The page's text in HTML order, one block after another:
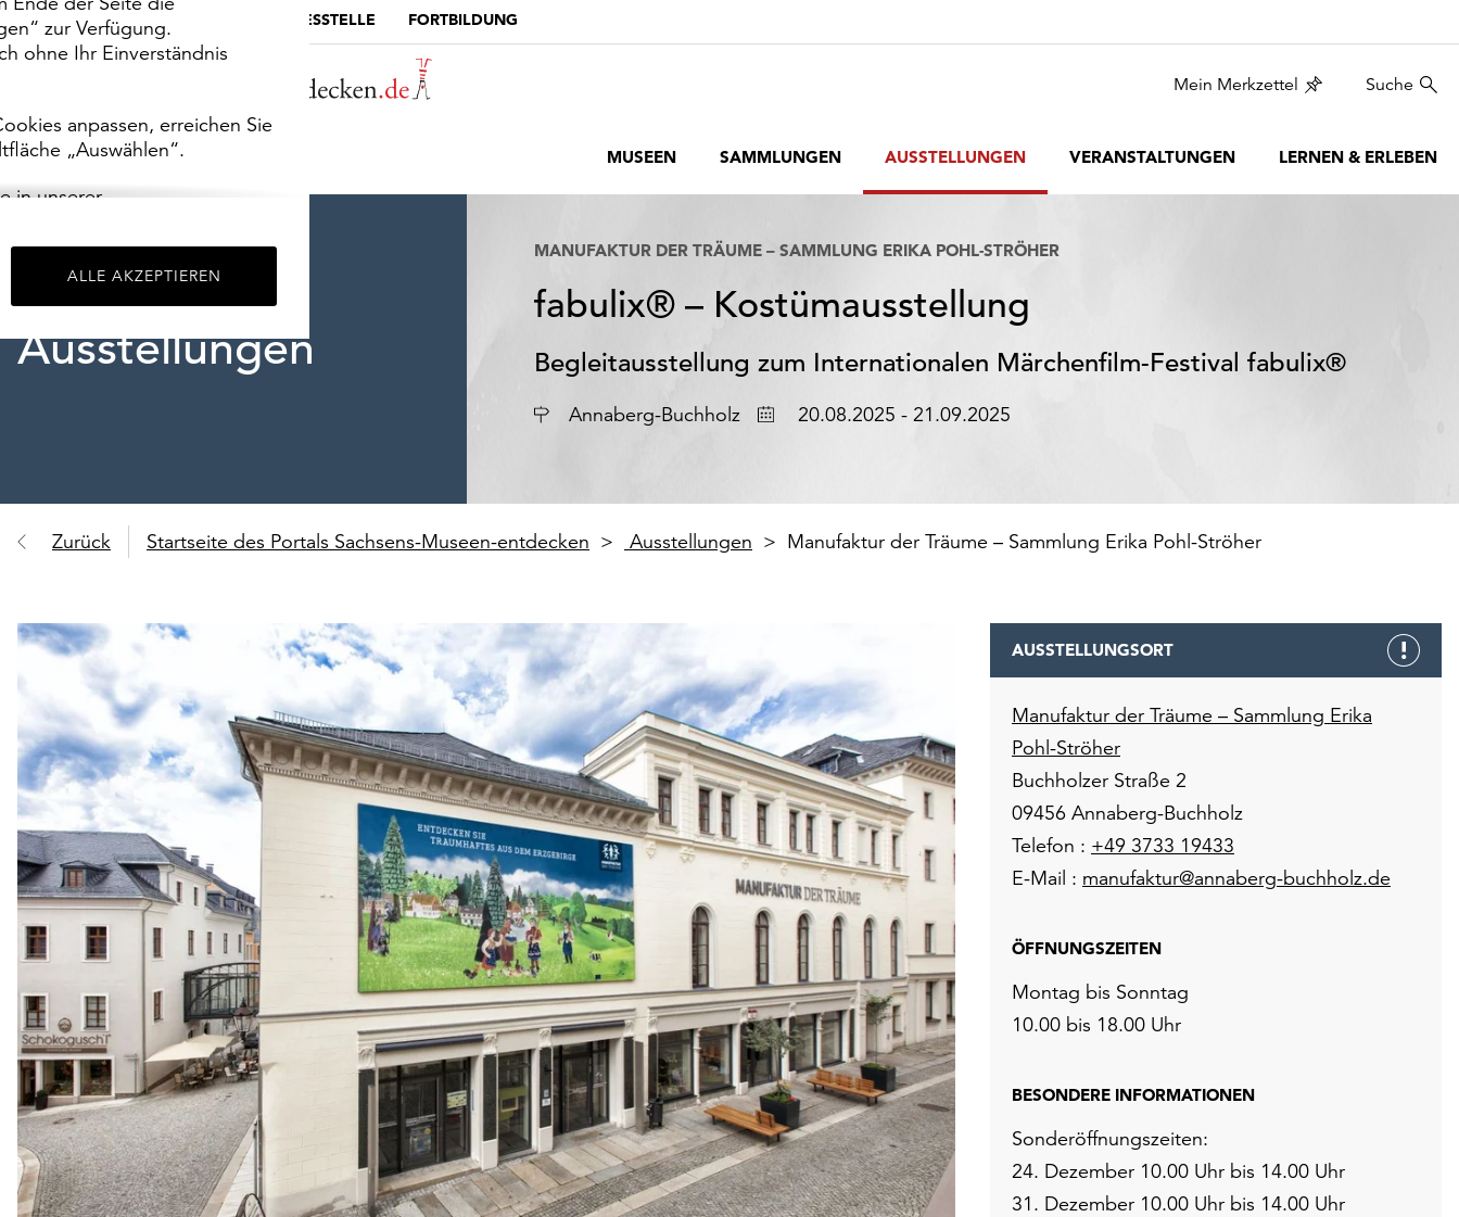
zur Verfügung.
ohne Ihr Einverständnis
anpassen, erreichen Sie
„Auswählen“.
in unserer
ALLE AKZEPTIEREN
MUSEUMSPORTAL DIE LANDESSTELLE FORTBILDUNG
Mein Merkzettel Suche
MUSEEN SAMMLUNGEN AUSSTELLUNGEN VERANSTALTUNGEN LERNEN & ERLEBEN
Ausstellungen
MANUFAKTUR DER TRÄUME – SAMMLUNG ERIKA POHL-STRÖHER
fabulix® – Kostümausstellung
Begleitausstellung zum Internationalen Märchenfilm-Festival fabulix®
Ort Annaberg-Buchholz Datum20.08.2025 - 21.09.2025
Zurück Startseite des Portals Sachsens-Museen-entdecken Ausstellungen Manufaktur der Träume – Sammlung Erika Pohl-Ströher
AUSSTELLUNGSORT
Manufaktur der Träume – Sammlung Erika
Pohl-Ströher
Buchholzer Straße 2
09456 Annaberg-Buchholz
Telefon : +49 3733 19433
E-Mail : manufaktur@annaberg-buchholz.de
ÖFFNUNGSZEITEN
Montag bis Sonntag
10.00 bis 18.00 Uhr
BESONDERE INFORMATIONEN
Sonderöffnungszeiten:
24. Dezember 10.00 Uhr bis 14.00 Uhr
31. Dezember 10.00 Uhr bis 14.00 Uhr